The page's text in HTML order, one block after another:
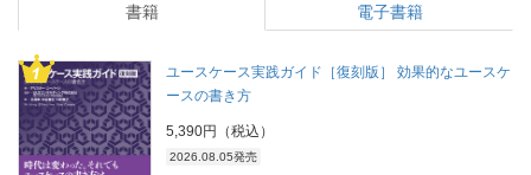
書籍 電子書籍
ユースケース実践ガイド［復刻版］ 効果的なユースケ
ースの書き方
5,390円（税込）
2026.08.05発売